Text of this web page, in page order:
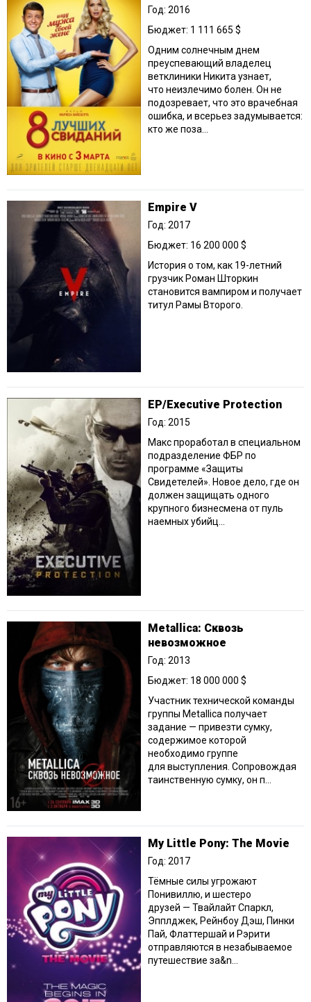
Год: 2016
Бюджет: 1 111 665 $
Одним солнечным днем
преуспевающий владелец
ветклиники Никита узнает,
что неизлечимо болен. Он не
подозревает, что это врачебная
ошибка, и всерьез задумывается:
кто же поза...
Empire V
Год: 2017
Бюджет: 16 200 000 $
История о том, как 19-летний
грузчик Роман Шторкин
становится вампиром и получает
титул Рамы Второго.
EP/Executive Protection
Год: 2015
Макс проработал в специальном
подразделение ФБР по
программе «Защиты
Свидетелей». Новое дело, где он
должен защищать одного
крупного бизнесмена от пуль
наемных убийц...
Metallica: Сквозь
невозможное
Год: 2013
Бюджет: 18 000 000 $
Участник технической команды
группы Metallica получает
задание — привезти сумку,
содержимое которой
необходимо группе
для выступления. Сопровождая
таинственную сумку, он п...
My Little Pony: The Movie
Год: 2017
Тёмные силы угрожают
Понивиллю, и шестеро
друзей — Твайлайт Спаркл,
Эпплджек, Рейнбоу Дэш, Пинки
Пай, Флаттершай и Рэрити
отправляются в незабываемое
путешествие за&n...